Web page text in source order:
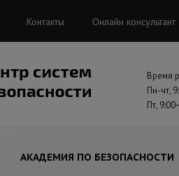
Контакты Онлайн консультант
Время
Пн-чт,
Пт,
АКАДЕМИЯ ПО БЕЗОПАСНОСТИ